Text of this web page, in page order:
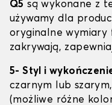
Q5 są wykonane z
używamy dla
oryginalne wymiary
zakrywają,
5- Styl i
czarnym lub
(możliwe różne